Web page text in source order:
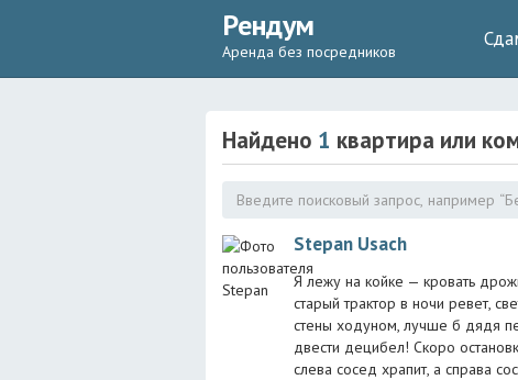
Рендум
Аренда без посредников
Найдено 1 квартира или
Stepan Usach
Я лежу на койке — кровать
старый трактор в ночи ревет,
стены ходуном, лучше б дядя
двести децибел! Скоро
слева сосед храпит, а справа